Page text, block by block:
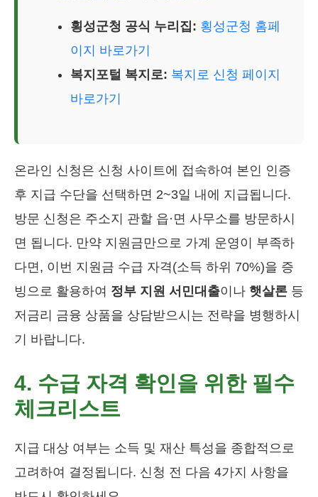
횡성군청 공식 누리집: 횡성군청 홈페
이지 바로가기
복지포털 복지로: 복지로 신청 페이지
바로가기
온라인 신청은 신청 사이트에 접속하여 본인 인증
후 지급 수단을 선택하면 2~3일 내에 지급됩니다.
방문 신청은 주소지 관할 읍·면 사무소를 방문하시
면 됩니다. 만약 지원금만으로 가계 운영이 부족하
다면, 이번 지원금 수급 자격(소득 하위 70%)을 증
빙으로 활용하여 정부 지원 서민대출이나 햇살론 등
저금리 금융 상품을 상담받으시는 전략을 병행하시
기 바랍니다.
4. 수급 자격 확인을 위한 필수
체크리스트
지급 대상 여부는 소득 및 재산 특성을 종합적으로
고려하여 결정됩니다. 신청 전 다음 4가지 사항을